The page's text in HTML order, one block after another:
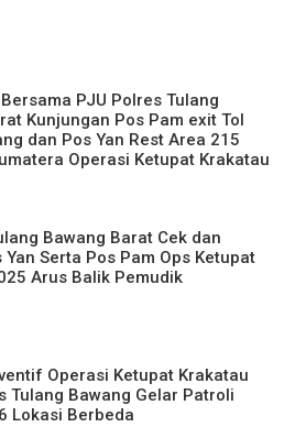
PJU Polres Tulang
Kunjungan Pos Pam exit Tol
dan Pos Yan Rest Area 215
Operasi Ketupat Krakatau
Bawang Barat Cek dan
Yan Serta Pos Pam Ops Ketupat
Arus Balik Pemudik
Operasi Ketupat Krakatau
Tulang Bawang Gelar Patroli
Lokasi Berbeda